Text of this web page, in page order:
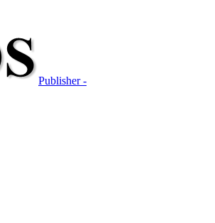
Publisher -